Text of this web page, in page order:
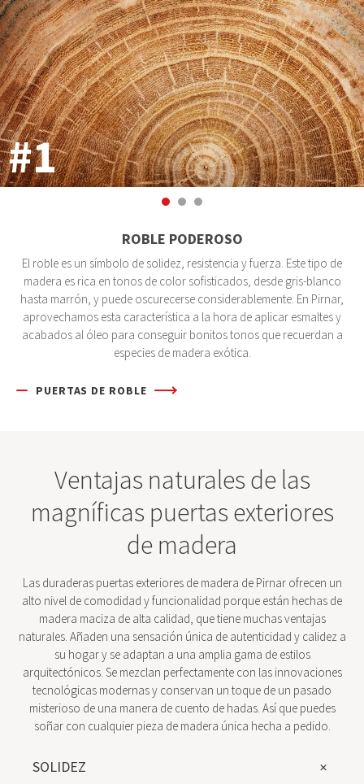
#1
ROBLE PODEROSO
El roble es un símbolo de solidez, resistencia y fuerza. Este tipo de
madera es rica en tonos de color sofisticados, desde gris-blanco
hasta marrón, y puede oscurecerse considerablemente. En Pirnar,
aprovechamos esta característica a la hora de aplicar esmaltes y
acabados al óleo para conseguir bonitos tonos que recuerdan a
especies de madera exótica.
PUERTAS DE ROBLE
Ventajas naturales de las
magníficas puertas exteriores
de madera
Las duraderas puertas exteriores de madera de Pirnar ofrecen un
alto nivel de comodidad y funcionalidad porque están hechas de
madera maciza de alta calidad, que tiene muchas ventajas
naturales. Añaden una sensación única de autenticidad y calidez a
su hogar y se adaptan a una amplia gama de estilos
arquitectónicos. Se mezclan perfectamente con las innovaciones
tecnológicas modernas y conservan un toque de un pasado
misterioso de una manera de cuento de hadas. Así que puedes
soñar con cualquier pieza de madera única hecha a pedido.
SOLIDEZ